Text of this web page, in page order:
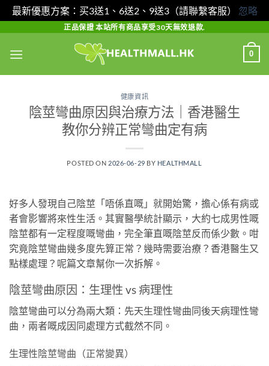
最新優惠方案：买3送1、6送2、9送3（請聯繫客服） 忽略
content
正品保證 本站所有商品享受30天無效退款.
0
健康資訊
陰莖彎曲原因與治療方法｜香港醫生
教你分辨正常彎曲定有病
POSTED ON 2026-06-29 BY HEALTHMALL
好多人發現自己陰莖「唔係直嘅」就開始驚，擔心係有病或
者會影響將來性生活。其實醫學統計顯示，大約七成男性嘅
陰莖都有一定程度嘅彎曲，完全筆直嘅陰莖反而係少數。咁
究竟陰莖彎曲幾多度先算正常？幾時需要治療？香港醫生又
點樣處理？呢篇文章幫你一次拆解。
陰莖彎曲原因：生理性 vs 病理性
陰莖彎曲可以分為兩大類：先天生理性彎曲同後天病理性彎
曲，兩者嘅成因同處理方式截然不同。
生理性陰莖彎曲（正常變異）